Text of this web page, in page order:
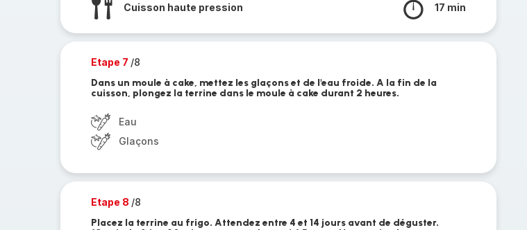
Cuisson haute pression 17 min
Etape 7 /8
Dans un moule à cake, mettez les glaçons et de l'eau froide. A la fin de la
cuisson, plongez la terrine dans le moule à cake durant 2 heures.
Eau
Glaçons
Etape 8 /8
Placez la terrine au frigo. Attendez entre 4 et 14 jours avant de déguster.